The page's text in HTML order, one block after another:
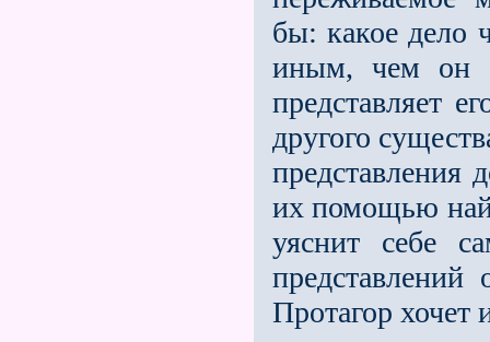
бы: какое дело
иным, чем он
представляет
другого
представления
их помощью
уяснит себе
Протагор